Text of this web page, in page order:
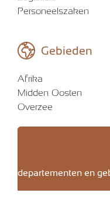
Personeelszaken
Gebieden
Afrika
Midden-Oosten
Overzee
Voor meer
Midden-Oosten en
departementen en